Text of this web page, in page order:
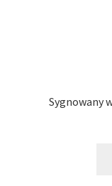
Sygnowany